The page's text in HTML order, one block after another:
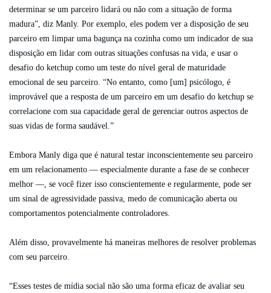
determinar se um parceiro lidará ou não com a situação de forma
madura”, diz Manly. Por exemplo, eles podem ver a disposição de seu
parceiro em limpar uma bagunça na cozinha como um indicador de sua
disposição em lidar com outras situações confusas na vida, e usar o
desafio do ketchup como um teste do nível geral de maturidade
emocional de seu parceiro. “No entanto, como [um] psicólogo, é
improvável que a resposta de um parceiro em um desafio do ketchup se
correlacione com sua capacidade geral de gerenciar outros aspectos de
suas vidas de forma saudável.”
Embora Manly diga que é natural testar inconscientemente seu parceiro
em um relacionamento — especialmente durante a fase de se conhecer
melhor —, se você fizer isso conscientemente e regularmente, pode ser
um sinal de agressividade passiva, medo de comunicação aberta ou
comportamentos potencialmente controladores.
Além disso, provavelmente há maneiras melhores de resolver problemas
com seu parceiro.
“Esses testes de mídia social não são uma forma eficaz de avaliar seu